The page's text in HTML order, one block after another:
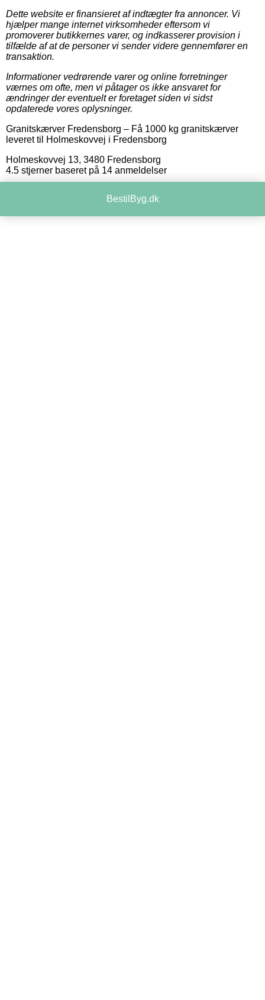
Dette website er finansieret af indtægter fra annoncer. Vi
hjælper mange internet virksomheder eftersom vi
promoverer butikkernes varer, og indkasserer provision i
tilfælde af at de personer vi sender videre gennemfører en
transaktion.
Informationer vedrørende varer og online forretninger
værnes om ofte, men vi påtager os ikke ansvaret for
ændringer der eventuelt er foretaget siden vi sidst
opdaterede vores oplysninger.
Granitskærver Fredensborg – Få 1000 kg granitskærver
leveret til Holmeskovvej i Fredensborg
Holmeskovvej 13, 3480 Fredensborg
4.5 stjerner baseret på 14 anmeldelser
BestilByg.dk